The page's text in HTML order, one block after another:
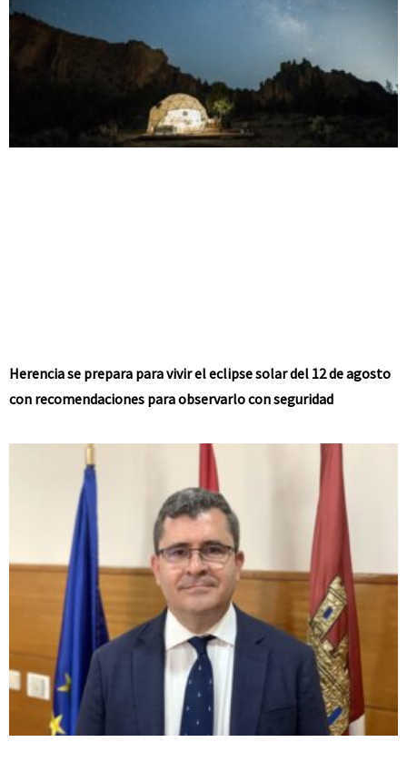
Herencia se prepara para vivir el eclipse solar del 12 de agosto
con recomendaciones para observarlo con seguridad